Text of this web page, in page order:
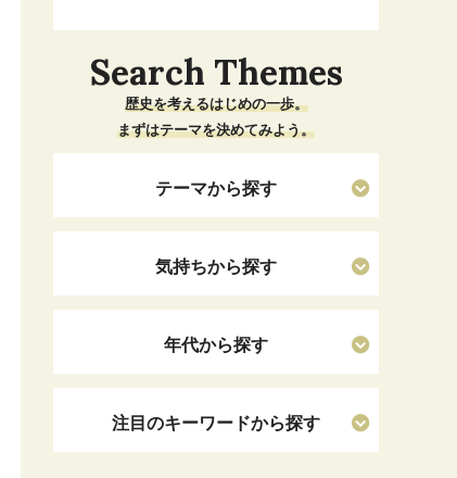
Search Themes
歴史を考えるはじめの一歩。
まずはテーマを決めてみよう。
テーマから探す
気持ちから探す
年代から探す
注目のキーワードから探す